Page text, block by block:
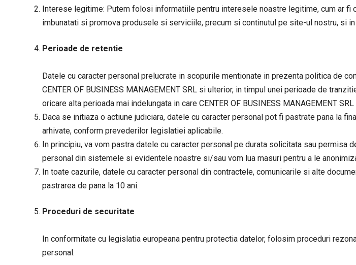
Interese legitime: Putem folosi informatiile pentru interesele noastre legitime, cum ar
imbunatati si promova produsele si serviciile, precum si continutul pe site-ul nostru, si
Perioade de retentie
Datele cu caracter personal prelucrate in scopurile mentionate in prezenta politica de
CENTER OF BUSINESS MANAGEMENT SRL si ulterior, in timpul unei perioade de
oricare alta perioada mai indelungata in care CENTER OF BUSINESS MANAGEMENT
Daca se initiaza o actiune judiciara, datele cu caracter personal pot fi pastrate pana la
arhivate, conform prevederilor legislatiei aplicabile.
In principiu, va vom pastra datele cu caracter personal pe durata solicitata sau
personal din sistemele si evidentele noastre si/sau vom lua masuri pentru a le
In toate cazurile, datele cu caracter personal din contractele, comunicarile si alte
pastrarea de pana la 10 ani.
Proceduri de securitate
In conformitate cu legislatia europeana pentru protectia datelor, folosim proceduri
personal.